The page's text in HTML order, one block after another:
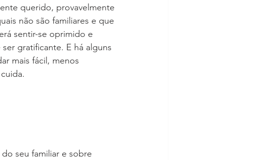
querido, provavelmente
não são familiares e que
sentir-se oprimido e
gratificante. E há alguns
mais fácil, menos
seu familiar e sobre